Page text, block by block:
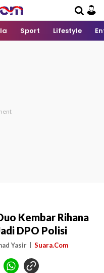
Sport Lifestyle
Kembar Rihana
DPO Polisi
Yasir Suara.Com